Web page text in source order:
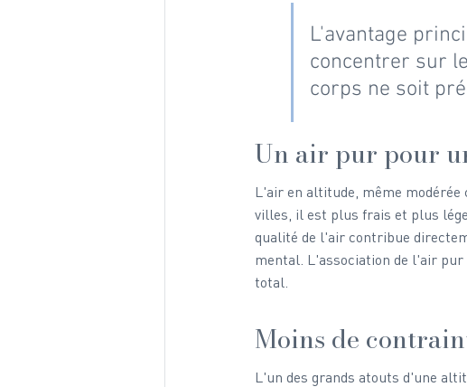
L'avantage
concentrer sur
corps ne soit
Un air pur pour
L'air en altitude, même
villes, il est plus frais et plus
qualité de l'air contribue
mental. L'association de l'air
total.
Moins de
L'un des grands atouts d'une